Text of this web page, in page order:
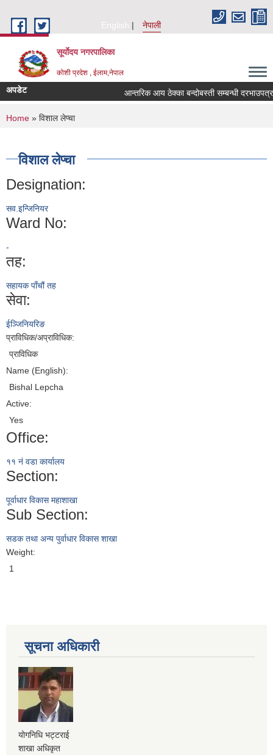
English
नेपाली
सूर्याेदय नगरपालिका
कोशी प्रदेश , ईलाम,नेपाल
अपडेट आन्तरिक आय ठेक्का बन्दोबस्ती सम्बन्धी
You are here
Home » विशाल लेप्चा
विशाल लेप्चा
Designation:
सव.इन्जिनियर
Ward No:
-
तह:
सहायक पाँचौं तह
सेवा:
ईञ्जिनियरिङ
प्राविधिक/अप्राविधिक:
प्राविधिक
Name (English):
Bishal Lepcha
Active:
Yes
Office:
११ नं वडा कार्यालय
Section:
पूर्वाधार विकास महाशाखा
Sub Section:
सडक तथा अन्य पुर्वाधार विकास शाखा
Weight:
1
सूचना अधिकारी
योगनिधि भट्टराई
शाखा अधिकृत